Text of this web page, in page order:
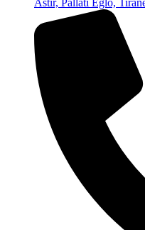
Astir, Pallati Eglo,